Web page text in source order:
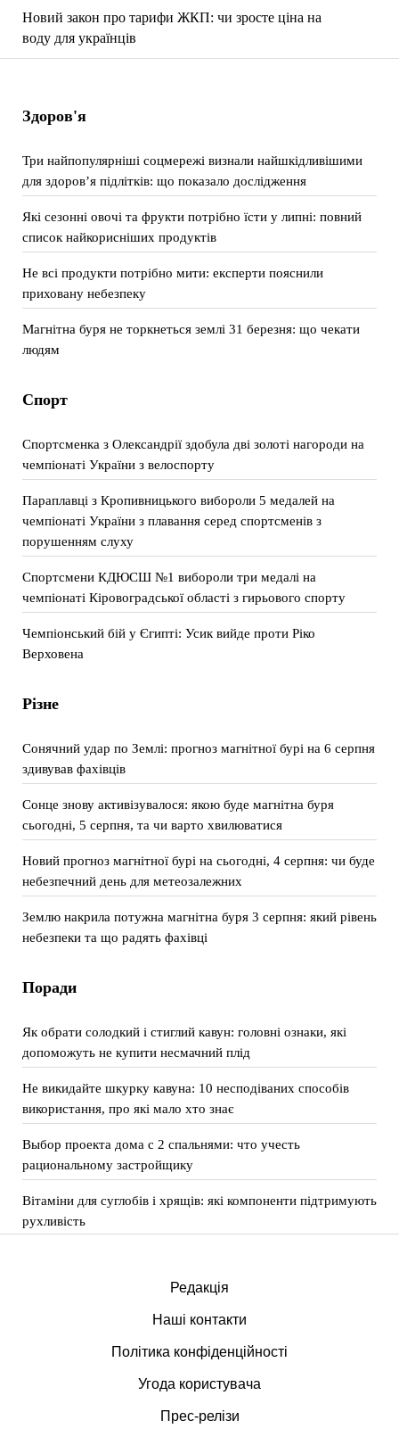
Новий закон про тарифи ЖКП: чи зросте ціна на
воду для українців
Здоров'я
Три найпопулярніші соцмережі визнали найшкідливішими
для здоров’я підлітків: що показало дослідження
Які сезонні овочі та фрукти потрібно їсти у липні: повний
список найкорисніших продуктів
Не всі продукти потрібно мити: експерти пояснили
приховану небезпеку
Магнітна буря не торкнеться землі 31 березня: що чекати
людям
Спорт
Спортсменка з Олександрії здобула дві золоті нагороди на
чемпіонаті України з велоспорту
Параплавці з Кропивницького вибороли 5 медалей на
чемпіонаті України з плавання серед спортсменів з
порушенням слуху
Спортсмени КДЮСШ №1 вибороли три медалі на
чемпіонаті Кіровоградської області з гирьового спорту
Чемпіонський бій у Єгипті: Усик вийде проти Ріко
Верховена
Різне
Сонячний удар по Землі: прогноз магнітної бурі на 6 серпня
здивував фахівців
Сонце знову активізувалося: якою буде магнітна буря
сьогодні, 5 серпня, та чи варто хвилюватися
Новий прогноз магнітної бурі на сьогодні, 4 серпня: чи буде
небезпечний день для метеозалежних
Землю накрила потужна магнітна буря 3 серпня: який рівень
небезпеки та що радять фахівці
Поради
Як обрати солодкий і стиглий кавун: головні ознаки, які
допоможуть не купити несмачний плід
Не викидайте шкурку кавуна: 10 несподіваних способів
використання, про які мало хто знає
Выбор проекта дома с 2 спальнями: что учесть
рациональному застройщику
Вітаміни для суглобів і хрящів: які компоненти підтримують
рухливість
Редакція
Наші контакти
Політика конфіденційності
Угода користувача
Прес-релізи